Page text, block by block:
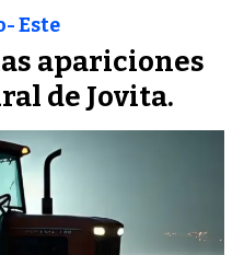
apariciones
de Jovita.
Este